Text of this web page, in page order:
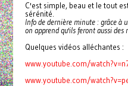
C'est simple, beau et le tout
sérénité.
Info de dernière minute : grâce à
on apprend qu'ils feront aussi des
Quelques vidéos alléchantes :
www.youtube.com/
www.youtube.com/